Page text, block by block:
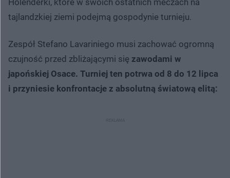
tajlandzkiej ziemi podejmą gospodynie turnieju.
Zespół Stefano Lavariniego musi zachować ogromną
czujność przed zbliżającymi się zawodami w
japońskiej Osace. Turniej ten potrwa od 8 do 12 lipca
i przyniesie konfrontacje z absolutną światową elitą: